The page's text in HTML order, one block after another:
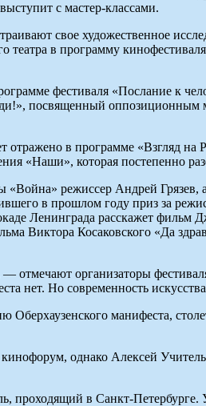
с мастер-классами.
свое художественное
в программу
фестиваля «Послание к
посвященный
отражено в программе «Взгляд
«Наши», которая постепенно
режиссер Андрей
в прошлом году приз за
Ленинграда расскажет фильм
Виктора Косаковского «Да
отмечают организаторы
нет. Но современность
манифеста,
однако Алексей
проходящий в Санкт-